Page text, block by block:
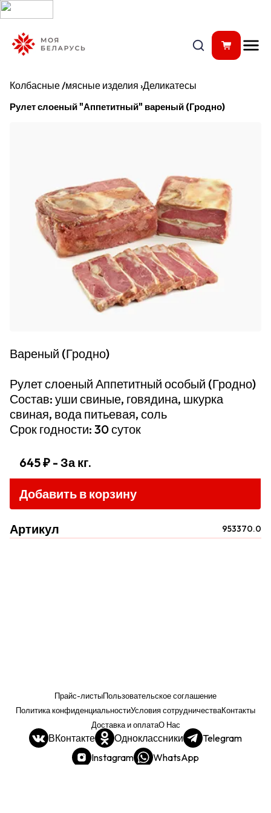
Колбасные /мясные изделия ›Деликатесы
Рулет слоеный "Аппетитный" вареный (Гродно)
Вареный (Гродно)
Рулет слоеный Аппетитный особый (Гродно)
Состав: уши свиные, говядина, шкурка
свиная, вода питьевая, соль
Срок годности: 30 суток
645 ₽ - За кг.
Добавить в корзину
Артикул 953370.0
Прайс-листыПользовательское соглашение
Политика конфиденциальностиУсловия сотрудничестваКонтакты
Доставка и оплатаО Нас
ВКонтакте Одноклассники
Telegram
Instagram
WhatsApp